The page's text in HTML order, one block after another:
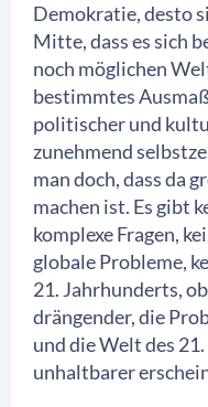
Demokratie, desto
Mitte, dass es sich
noch möglichen
bestimmtes
politischer und
zunehmend
man doch, dass da
machen ist. Es gibt
komplexe Fragen,
globale Probleme,
21. Jahrhunderts,
drängender, die
und die Welt des
unhaltbarer